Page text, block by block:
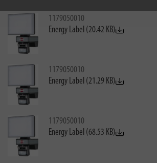
1179050010
Energy Label (20.42 KB)
1179050010
Energy Label (21.29 KB)
1179050010
Energy Label (68.53 KB)